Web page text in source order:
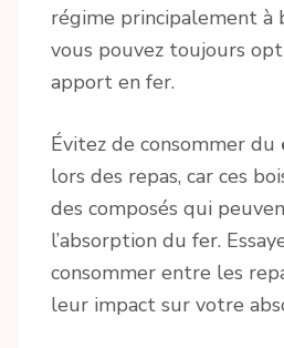
régime principalement à
vous pouvez toujours
apport en fer.
Évitez de consommer du
lors des repas, car ces
des composés qui
l’absorption du fer.
consommer entre les
leur impact sur votre